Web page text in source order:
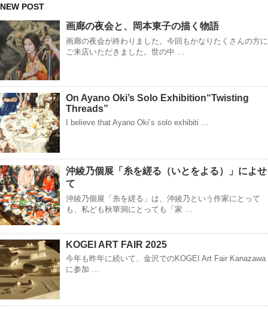
NEW POST
画廊の夜会と、岡本東子の描く物語
画廊の夜会が終わりました。今回もかなりたくさんの方に
ご来店いただきました。世の中 …
On Ayano Oki’s Solo Exhibition“Twisting
Threads”
I believe that Ayano Oki’s solo exhibiti …
沖綾乃個展「糸を縒る（いとをよる）」によせ
て
沖綾乃個展「糸を縒る」は、沖綾乃という作家にとって
も、私ども秋華洞にとっても「家 …
KOGEI ART FAIR 2025
今年も昨年に続いて、金沢でのKOGEI Art Fair Kanazawa
に参加 …